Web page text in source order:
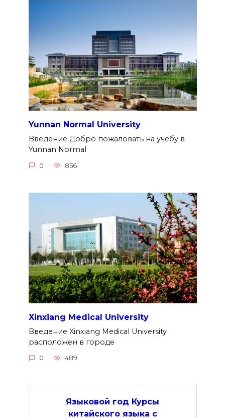
Yunnan Normal University
Введение Добро пожаловать на учебу в
Yunnan Normal
0 856
Xinxiang Medical University
Введение Xinxiang Medical University
расположен в городе
0 489
Языковой год Курсы
китайского языка с